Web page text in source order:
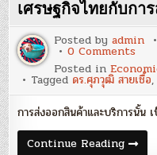
อย่างไ
–
ดร.ไสว
บุญ
มา
เศรษฐกิจไทยกับกา
Posted byadmin
0 Comments
เศร
ไทย
กับ
การ
ส่ง
ออก
–
ดร.ศุภ
วุฒิ
Posted in
Tagged ดร.ศุภวุฒิ สายเชื้อ,
การส่งออกสินค้าและบริการนั้น
Continue Readingเศรษฐกิจ